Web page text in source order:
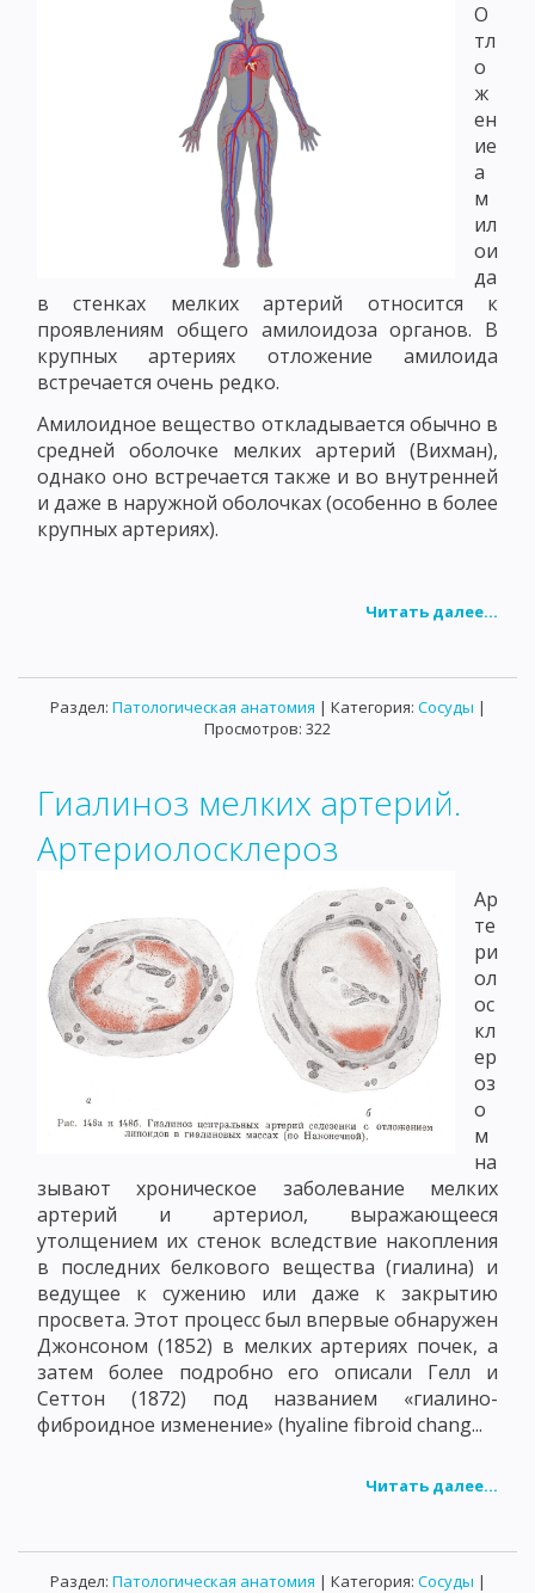
О
тл
о
ж
ен
ие
а
м
ил
ои
да
в стенках мелких артерий относится к
проявлениям общего амилоидоза органов. В
крупных артериях отложение амилоида
встречается очень редко.
Амилоидное вещество откладывается обычно в
средней оболочке мелких артерий (Вихман),
однако оно встречается также и во внутренней
и даже в наружной оболочках (особенно в более
крупных артериях).
Читать далее...
Раздел: Патологическая анатомия | Категория: Сосуды |
Просмотров: 322
Гиалиноз мелких артерий.
Артериолосклероз
Ар
те
ри
ол
ос
кл
ер
оз
о
м
на
зывают хроническое заболевание мелких
артерий и артериол, выражающееся
утолщением их стенок вследствие накопления
в последних белкового вещества (гиалина) и
ведущее к сужению или даже к закрытию
просвета. Этот процесс был впервые обнаружен
Джонсоном (1852) в мелких артериях почек, а
затем более подробно его описали Гелл и
Сеттон (1872) под названием «гиалино-
фиброидное изменение» (hyaline fibroid chang...
Читать далее...
Раздел: Патологическая анатомия | Категория: Сосуды |